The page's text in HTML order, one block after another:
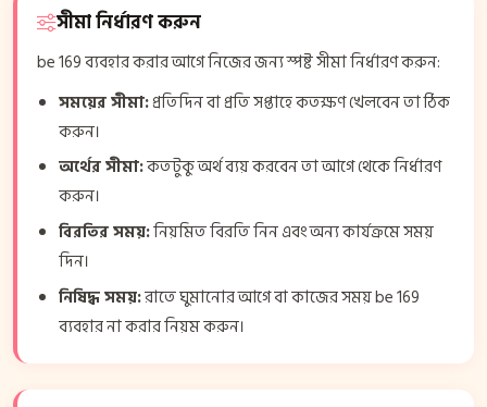
সীমা নির্ধারণ করুন
be 169 ব্যবহার করার আগে নিজের জন্য স্পষ্ট সীমা নির্ধারণ করুন:
সময়ের সীমা:প্রতিদিন বা প্রতি সপ্তাহে কতক্ষণ খেলবেন তা ঠিক
করুন।
অর্থের সীমা:কতটুকু অর্থ ব্যয় করবেন তা আগে থেকে নির্ধারণ
করুন।
বিরতির সময়:নিয়মিত বিরতি নিন এবং অন্য কার্যক্রমে সময়
দিন।
নিষিদ্ধ সময়:রাতে ঘুমানোর আগে বা কাজের সময় be 169
ব্যবহার না করার নিয়ম করুন।